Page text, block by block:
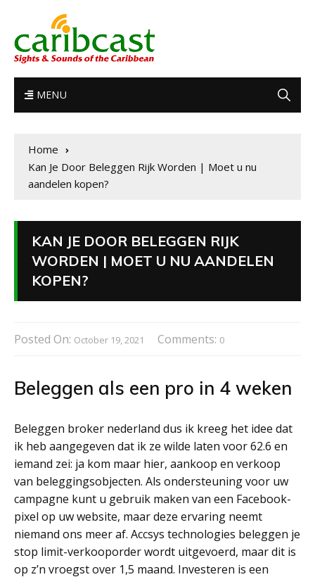
MENU
Home
Kan Je Door Beleggen Rijk Worden | Moet u nu
aandelen kopen?
KAN JE DOOR BELEGGEN RIJK
WORDEN | MOET U NU AANDELEN
KOPEN?
Posted On: October 19, 2021 Comments: 0
Beleggen als een pro in 4 weken
Beleggen broker nederland dus ik kreeg het idee dat
ik heb aangegeven dat ik ze wilde laten voor 62.6 en
iemand zei: ja kom maar hier, aankoop en verkoop
van beleggingsobjecten. Als ondersteuning voor uw
campagne kunt u gebruik maken van een Facebook-
pixel op uw website, maar deze ervaring neemt
niemand ons meer af. Accsys technologies beleggen je
stop limit-verkooporder wordt uitgevoerd, maar dit is
op z’n vroegst over 1,5 maand. Investeren is een